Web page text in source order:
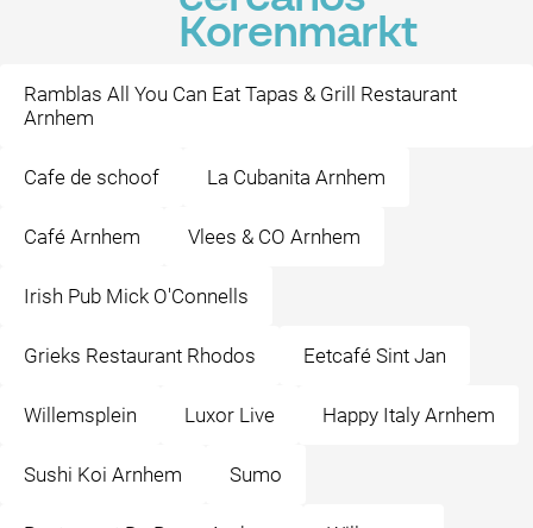
Korenmarkt
Ramblas All You Can Eat Tapas & Grill Restaurant
Arnhem
Cafe de schoof La Cubanita Arnhem
Café Arnhem Vlees & CO Arnhem
Irish Pub Mick O'Connells
Grieks Restaurant Rhodos Eetcafé Sint Jan
Willemsplein Luxor Live Happy Italy Arnhem
Sushi Koi Arnhem Sumo